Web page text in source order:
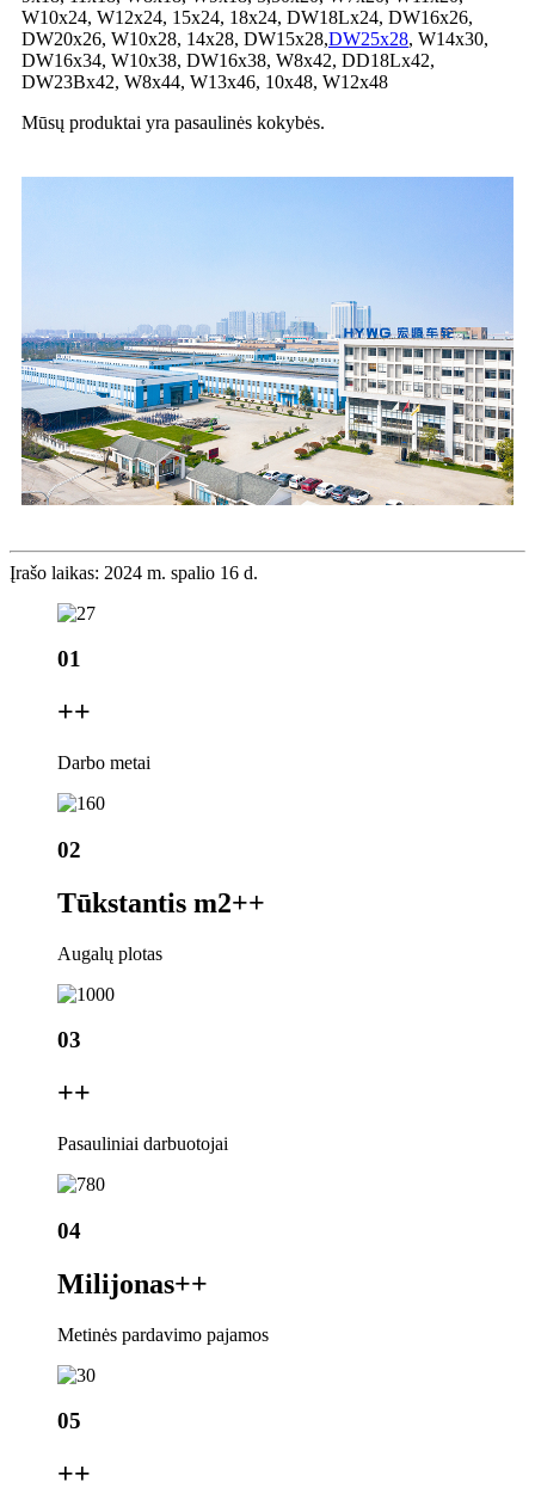
W10x24, W12x24, 15x24, 18x24, DW18Lx24, DW16x26,
DW20x26, W10x28, 14x28, DW15x28,DW25x28, W14x30,
DW16x34, W10x38, DW16x38, W8x42, DD18Lx42,
DW23Bx42, W8x44, W13x46, 10x48, W12x48
Mūsų produktai yra pasaulinės kokybės.
Įrašo laikas: 2024 m. spalio 16 d.
01
++
Darbo metai
02
Tūkstantis m2++
Augalų plotas
03
++
Pasauliniai darbuotojai
04
Milijonas++
Metinės pardavimo pajamos
05
++